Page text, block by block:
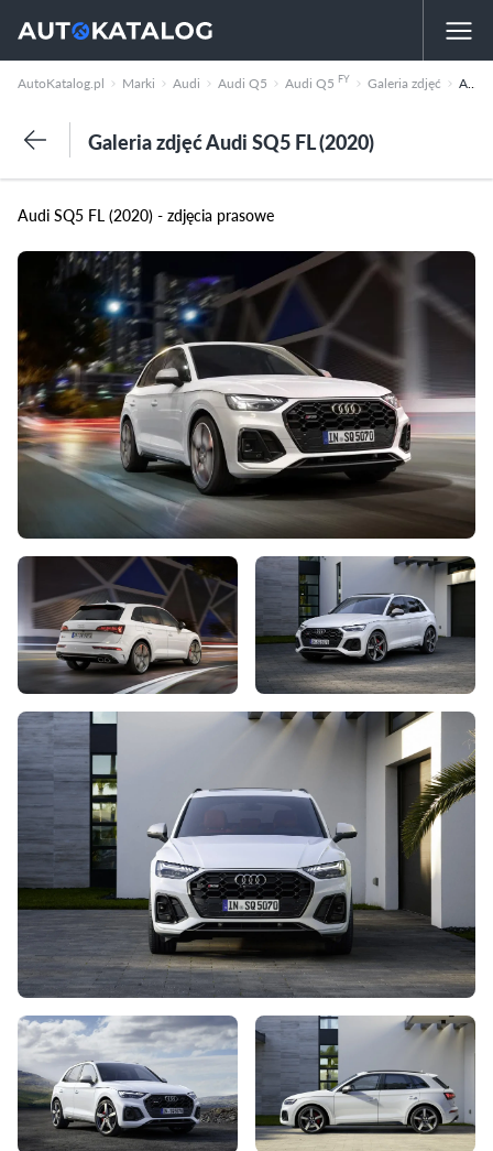
AutoKatalog.pl Marki Audi Audi Q5 Audi Q5 FY Galeria zdjęć Audi SQ5 FL (2020)
Galeria zdjęć Audi SQ5 FL (2020)
Audi SQ5 FL (2020) - zdjęcia prasowe